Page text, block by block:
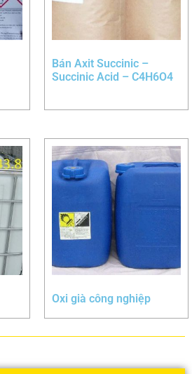
Bán Axit Succinic –
Succinic Acid – C4H6O4
Oxi già công nghiệp